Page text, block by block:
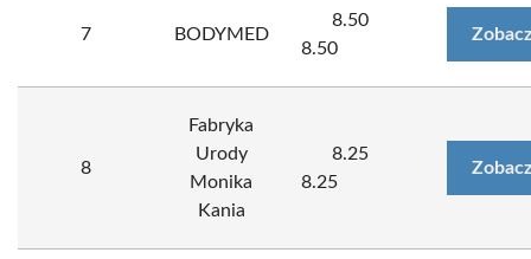
7 BODYMED
8.50
8.50
8
Fabryka
Urody
Monika
Kania
8.25
8.25